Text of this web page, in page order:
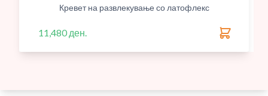
Кревет на развлекување со латофлекс
11,480 ден.